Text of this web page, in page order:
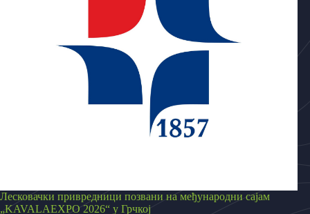
Лесковачки привредници позвани на међународни сајам
„KAVALAEXPO 2026“ у Грчкој